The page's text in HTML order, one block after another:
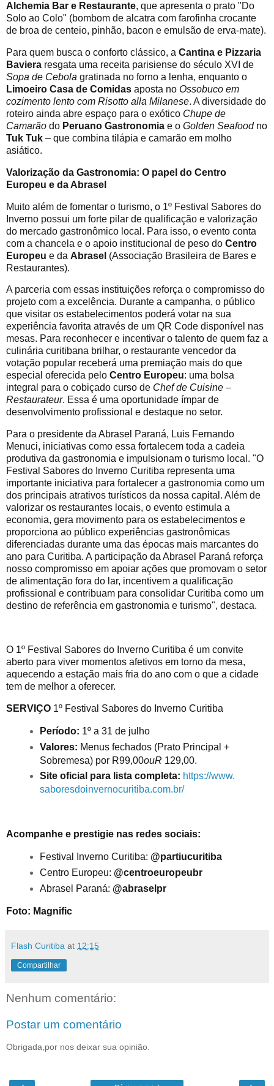
Alchemia Bar e Restaurante, que apresenta o prato "Do
Solo ao Colo" (bombom de alcatra com farofinha crocante
de broa de centeio, pinhão, bacon e emulsão de erva-mate).
Para quem busca o conforto clássico, a Cantina e Pizzaria
Baviera resgata uma receita parisiense do século XVI de
Sopa de Cebola gratinada no forno a lenha, enquanto o
Limoeiro Casa de Comidas aposta no Ossobuco em
cozimento lento com Risotto alla Milanese. A diversidade do
roteiro ainda abre espaço para o exótico Chupe de
Camarão do Peruano Gastronomia e o Golden Seafoodno
Tuk Tuk – que combina tilápia e camarão em molho
asiático.
Valorização da Gastronomia: O papel do Centro
Europeu e da Abrasel
Muito além de fomentar o turismo, o 1º Festival Sabores do
Inverno possui um forte pilar de qualificação e valorização
do mercado gastronômico local. Para isso, o evento conta
com a chancela e o apoio institucional de peso do Centro
Europeu e da Abrasel (Associação Brasileira de Bares e
Restaurantes).
A parceria com essas instituições reforça o compromisso do
projeto com a excelência. Durante a campanha, o público
que visitar os estabelecimentos poderá votar na sua
experiência favorita através de um QR Code disponível nas
mesas. Para reconhecer e incentivar o talento de quem faz a
culinária curitibana brilhar, o restaurante vencedor da
votação popular receberá uma premiação mais do que
especial oferecida pelo Centro Europeu: uma bolsa
integral para o cobiçado curso de Chef de Cuisine –
Restaurateur. Essa é uma oportunidade ímpar de
desenvolvimento profissional e destaque no setor.
Para o presidente da Abrasel Paraná, Luis Fernando
Menuci, iniciativas como essa fortalecem toda a cadeia
produtiva da gastronomia e impulsionam o turismo local. "O
Festival Sabores do Inverno Curitiba representa uma
importante iniciativa para fortalecer a gastronomia como um
dos principais atrativos turísticos da nossa capital. Além de
valorizar os restaurantes locais, o evento estimula a
economia, gera movimento para os estabelecimentos e
proporciona ao público experiências gastronômicas
diferenciadas durante uma das épocas mais marcantes do
ano para Curitiba. A participação da Abrasel Paraná reforça
nosso compromisso em apoiar ações que promovam o setor
de alimentação fora do lar, incentivem a qualificação
profissional e contribuam para consolidar Curitiba como um
destino de referência em gastronomia e turismo", destaca.
O 1º Festival Sabores do Inverno Curitiba é um convite
aberto para viver momentos afetivos em torno da mesa,
aquecendo a estação mais fria do ano com o que a cidade
tem de melhor a oferecer.
SERVIÇO 1º Festival Sabores do Inverno Curitiba
Período: 1º a 31 de julho
Valores: Menus fechados (Prato Principal +
Sobremesa) por R99,00ouR 129,00.
Site oficial para lista completa: https://www.
saboresdoinvernocuritiba.com.br/
Acompanhe e prestigie nas redes sociais:
Festival Inverno Curitiba: @partiucuritiba
Centro Europeu: @centroeuropeubr
Abrasel Paraná: @abraselpr
Foto: Magnific
Flash Curitiba at 12:15
Compartilhar
Nenhum comentário:
Postar um comentário
Obrigada,por nos deixar sua opinião.